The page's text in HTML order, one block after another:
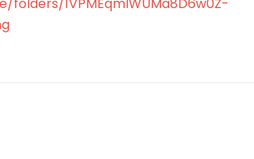
1VPMEqmIWUMa8D6w0Z-